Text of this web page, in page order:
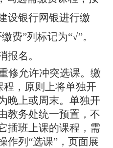
设银行网银进行缴
费”列标记为“√”。
报名。
修允许冲突选课。缴
程，原则上将单独开
晚上或周末。单独开
教务处统一预置，不
插班上课的课程，需
作列“选课”，页面展